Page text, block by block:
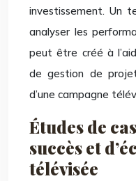
investissement. Un
analyser les
peut être créé à
de gestion de
d’une campagne
Études de
succès et
télévisée